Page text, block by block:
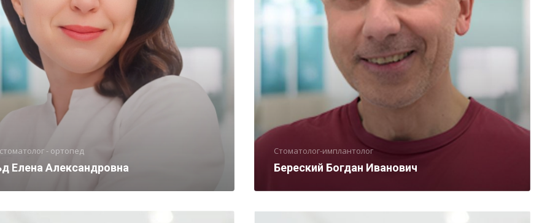
- ортопед
Елена Александровна
Стоматолог-имплантолог
Береский Богдан Иванович